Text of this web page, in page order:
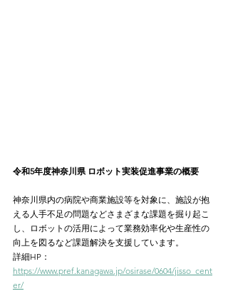
令和5年度神奈川県 ロボット実装促進事業の概要
神奈川県内の病院や商業施設等を対象に、施設が抱
える人手不足の問題などさまざまな課題を掘り起こ
し、ロボットの活用によって業務効率化や生産性の
向上を図るなど課題解決を支援しています。
詳細HP：
https://www.pref.kanagawa.jp/osirase/0604/jisso_cent
er/